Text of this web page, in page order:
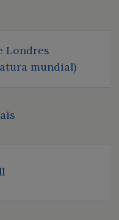
Londres
mundial)